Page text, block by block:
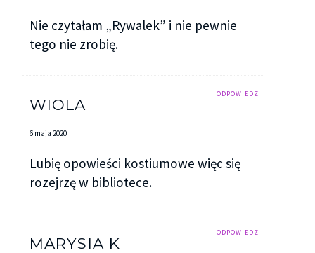
Nie czytałam „Rywalek” i nie pewnie
tego nie zrobię.
ODPOWIEDZ
WIOLA
6 maja 2020
Lubię opowieści kostiumowe więc się
rozejrzę w bibliotece.
ODPOWIEDZ
MARYSIA K